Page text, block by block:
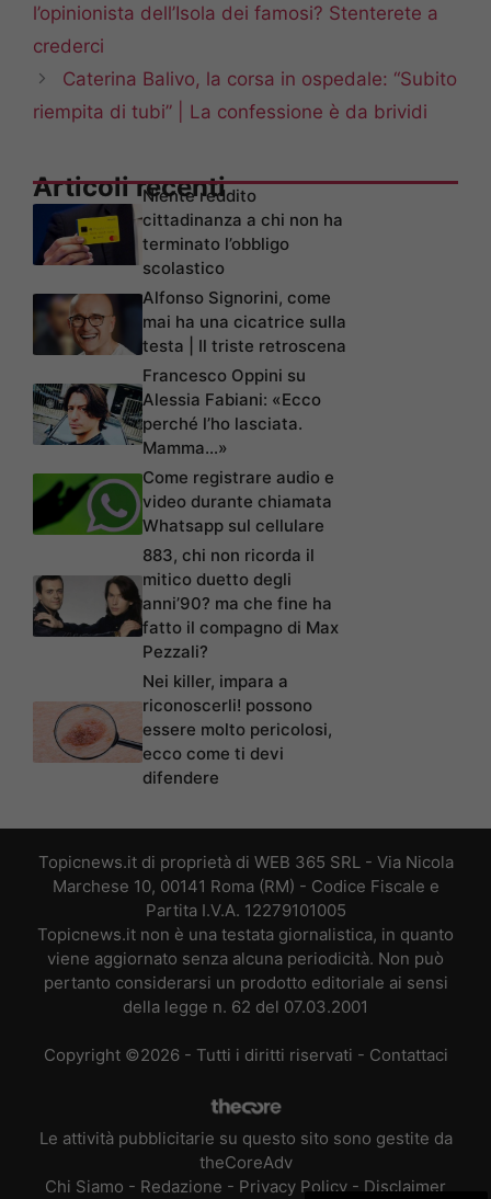
l’opinionista dell’Isola dei famosi? Stenterete a
crederci
Caterina Balivo, la corsa in ospedale: “Subito
riempita di tubi” | La confessione è da brividi
Articoli recenti
Niente reddito
cittadinanza a chi non ha
terminato l’obbligo
scolastico
Alfonso Signorini, come
mai ha una cicatrice sulla
testa | Il triste retroscena
Francesco Oppini su
Alessia Fabiani: «Ecco
perché l’ho lasciata.
Mamma…»
Come registrare audio e
video durante chiamata
Whatsapp sul cellulare
883, chi non ricorda il
mitico duetto degli
anni’90? ma che fine ha
fatto il compagno di Max
Pezzali?
Nei killer, impara a
riconoscerli! possono
essere molto pericolosi,
ecco come ti devi
difendere
Topicnews.it di proprietà di WEB 365 SRL - Via Nicola
Marchese 10, 00141 Roma (RM) - Codice Fiscale e
Partita I.V.A. 12279101005
Topicnews.it non è una testata giornalistica, in quanto
viene aggiornato senza alcuna periodicità. Non può
pertanto considerarsi un prodotto editoriale ai sensi
della legge n. 62 del 07.03.2001
Copyright ©2026 - Tutti i diritti riservati - Contattaci
Le attività pubblicitarie su questo sito sono gestite da
theCoreAdv
Chi Siamo - Redazione - Privacy Policy - Disclaimer